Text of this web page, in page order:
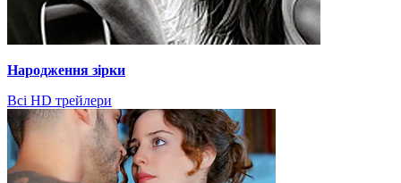
Народження зірки
Всі HD трейлери